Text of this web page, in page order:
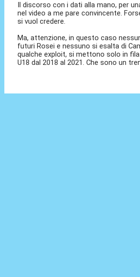
Il discorso con i dati alla mano, per
nel video a me pare convincente.
si vuol credere.
Ma, attenzione, in questo caso
futuri Rosei e nessuno si esalta di
qualche exploit, si mettono solo in
U18 dal 2018 al 2021. Che sono un